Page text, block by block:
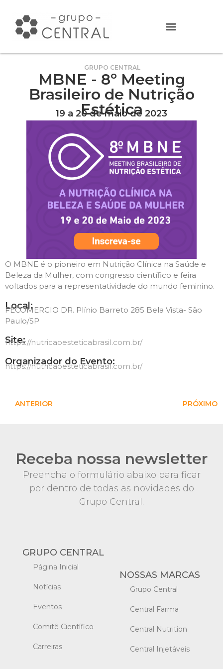
GRUPO CENTRAL
MBNE - 8º Meeting
Brasileiro de Nutrição
Estética
19 a 20 de maio de 2023
O MBNE é o pioneiro em Nutrição Clínica na Saúde e
Beleza da Mulher, com congresso científico e feira
voltados para a representatividade do mundo feminino.
Local:
FECOMERCIO DR. Plínio Barreto 285 Bela Vista- São
Paulo/SP
Site:
https://nutricaoesteticabrasil.com.br/
Organizador do Evento:
https://nutricaoesteticabrasil.com.br/
ANTERIOR PRÓXIMO
Receba nossa newsletter
Preencha o formulário abaixo para ficar
por dentro de todas as novidades do
Grupo Central.
GRUPO CENTRAL
Página Inicial
Notícias
Eventos
Comitê Científico
Carreiras
NOSSAS MARCAS
Grupo Central
Central Farma
Central Nutrition
Central Injetáveis